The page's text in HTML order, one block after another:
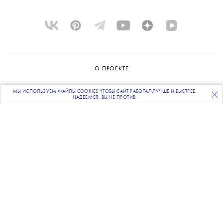
ПОДПИСЫВАЙТЕСЬНА НАШУ ВЕЧЕРНЮЮ РАССЫЛКУ
О ПРОЕКТЕ
КОМАНДА
BLUE LAB
МЫ ИСПОЛЬЗУЕМ ФАЙЛЫ COOKIES ЧТОБЫ САЙТ РАБОТАЛ ЛУЧШЕ И БЫСТРЕЕ.
НАДЕЕМСЯ, ВЫ НЕ ПРОТИВ.